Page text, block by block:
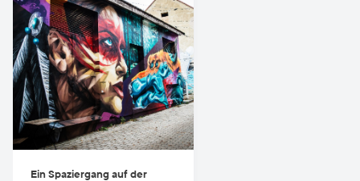
Ein Spaziergang auf der